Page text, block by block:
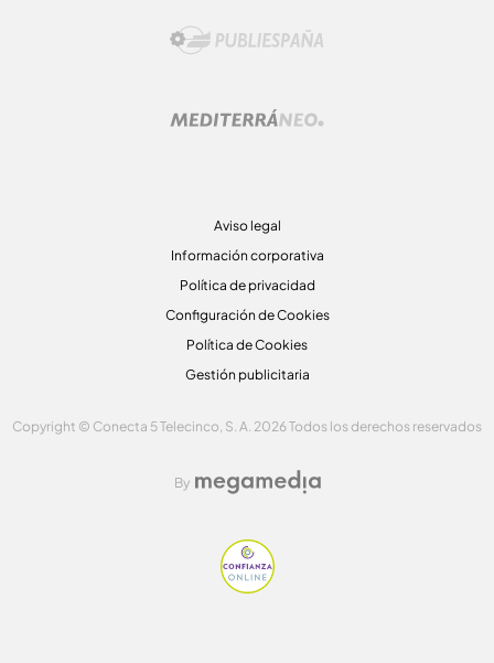
Aviso legal
Información corporativa
Política de privacidad
Configuración de Cookies
Política de Cookies
Gestión publicitaria
Copyright © Conecta 5 Telecinco, S. A. 2026 Todos los derechos reservados
By